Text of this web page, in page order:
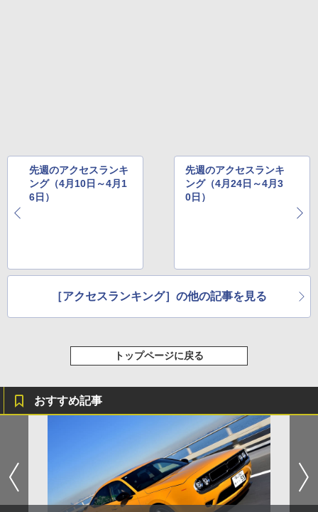
先週のアクセスランキ
ング（4月10日～4月1
6日）
先週のアクセスランキ
ング（4月24日～4月3
0日）
［アクセスランキング］の他の記事を見る
トップページに戻る
おすすめ記事